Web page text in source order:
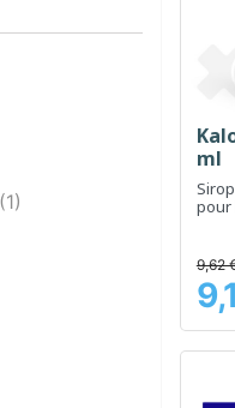
(1)
ml
pour
Prix
9,62